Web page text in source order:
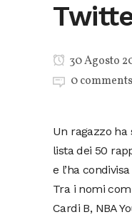
30 Agosto
0 comments
Un ragazzo ha
lista dei 50
e l’ha
Tra i nomi
Cardi B, NBA